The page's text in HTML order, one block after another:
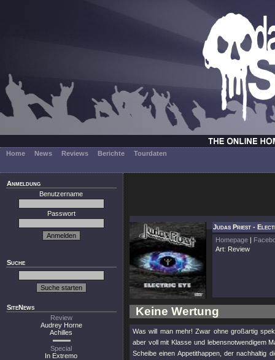
Home News Reviews Berichte Tourdaten
Anmeldung
Benutzername
Passwort
Suche
SiteNews
Review
Audrey Horne
Achilles
Special
In Extremo
Judas Priest -
Homepage |
Art: Review
Keine Wertung
Was will man mehr! Zwar ohne großartig
aber voll mit Klasse und lebensnotwendigem
Scheibe einen Appetithappen, der nachhaltig